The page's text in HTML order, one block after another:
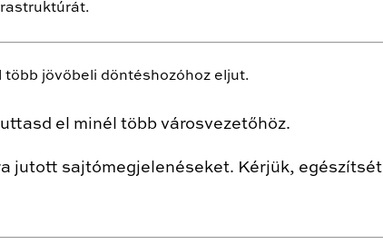
jövőbeli döntéshozóhoz eljut.
el minél több városvezetőhöz.
jutott sajtómegjelenéseket. Kérjük,